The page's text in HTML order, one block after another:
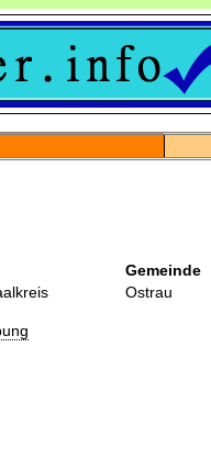
Gemeinde
Ostrau